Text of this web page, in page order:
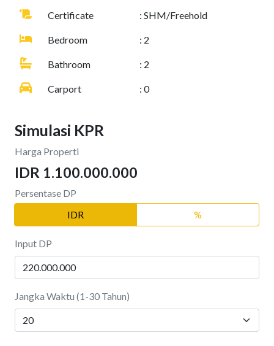
Certificate : SHM/Freehold
Bedroom : 2
Bathroom : 2
Carport : 0
Simulasi KPR
Harga Properti
IDR 1.100.000.000
Persentase DP
IDR
%
Input DP
Jangka Waktu (1-30 Tahun)